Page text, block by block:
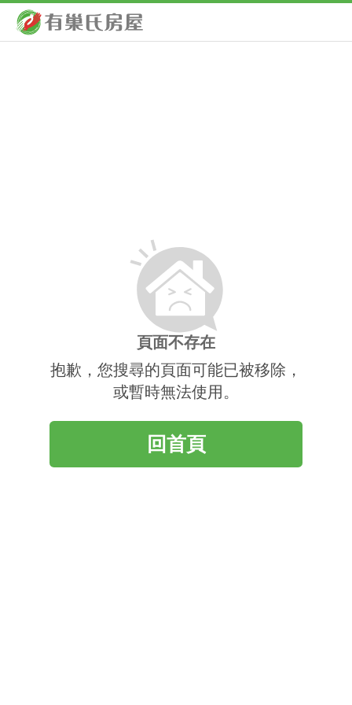
頁面不存在
抱歉，您搜尋的頁面可能已被移除，
或暫時無法使用。
回首頁